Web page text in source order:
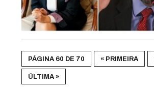
PÁGINA 60 DE 70 « PRIMEIRA
ÚLTIMA »